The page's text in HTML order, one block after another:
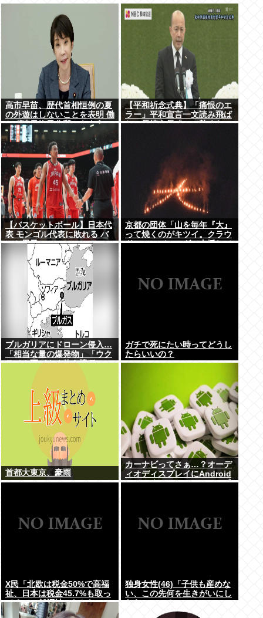
高市早苗、歴代首相恒例の夏
の外遊はしないことを表明 働
かず連日終日公邸のもよう
【平和祈念式典】「痛恨のエ
ラー」平和宣言一文読み飛ば
し…長崎市長「つい熱くなっ
【バスケットボール】日本代
表 モンゴル代表に敗れる バ
スケ男子
京都の団体「山を毎年『大』
って焼くのがキツイ。クラウ
ドファンディングで支援して
ブルガリアにドローン侵入…
「相当な量の爆発物」「ウク
ライナ軍がよく使う機種」
ガチで死にたい時ってどうし
たらいいの？
首都大東京、豪雨
カーナビってさぁ…？オーデ
ィオディスプレイにAndroid
autoつないでGoogleマップ
X民「北欧は税金50%で高福
祉、日本は税金45.7%も取っ
てるのに低福祉、おかしい
よ」 11万いいね
独身女性(46)「子供も産めな
い、この先何を生きがいにし